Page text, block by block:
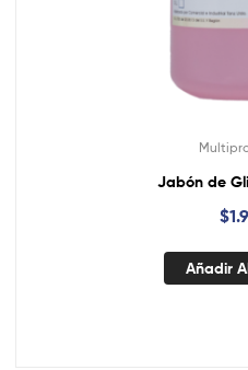
Jabón
$
Añadir